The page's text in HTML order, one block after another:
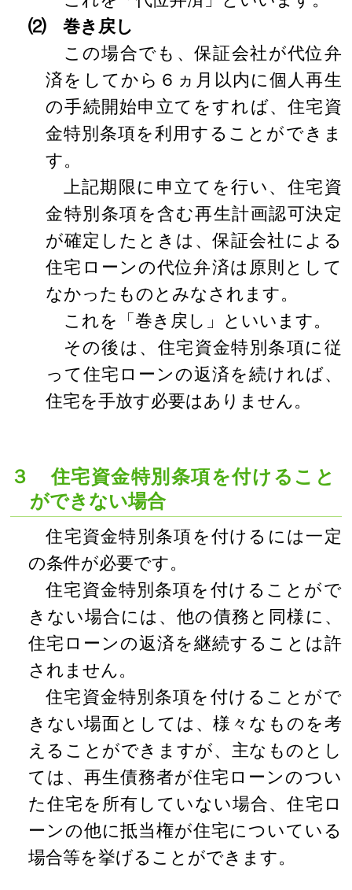
⑵ 巻き戻し
この場合でも、保証会社が代位弁
済をしてから６ヵ月以内に個人再生
の手続開始申立てをすれば、住宅資
金特別条項を利用することができま
す。
上記期限に申立てを行い、住宅資
金特別条項を含む再生計画認可決定
が確定したときは、保証会社による
住宅ローンの代位弁済は原則として
なかったものとみなされます。
これを「巻き戻し」といいます。
その後は、住宅資金特別条項に従
って住宅ローンの返済を続ければ、
住宅を手放す必要はありません。
３ 住宅資金特別条項を付けること
ができない場合
住宅資金特別条項を付けるには一定
の条件が必要です。
住宅資金特別条項を付けることがで
きない場合には、他の債務と同様に、
住宅ローンの返済を継続することは許
されません。
住宅資金特別条項を付けることがで
きない場面としては、様々なものを考
えることができますが、主なものとし
ては、再生債務者が住宅ローンのつい
た住宅を所有していない場合、住宅ロ
ーンの他に抵当権が住宅についている
場合等を挙げることができます。